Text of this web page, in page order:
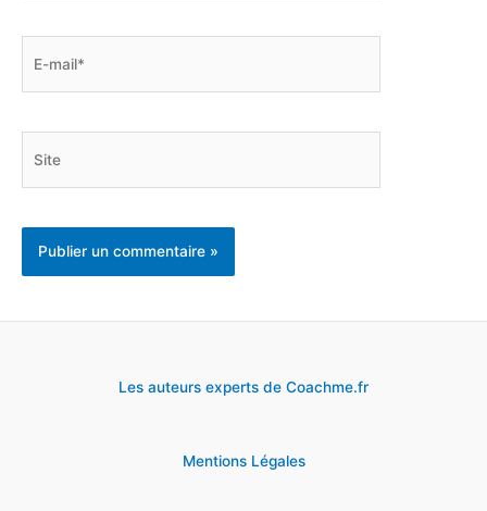
Les auteurs experts de Coachme.fr
Mentions Légales